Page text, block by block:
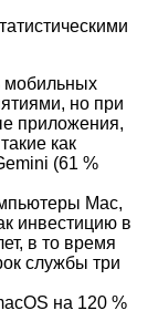
мобильных
но при
приложения,
как
(61 %
Mac,
инвестицию в
в то время
службы три
на 120 %